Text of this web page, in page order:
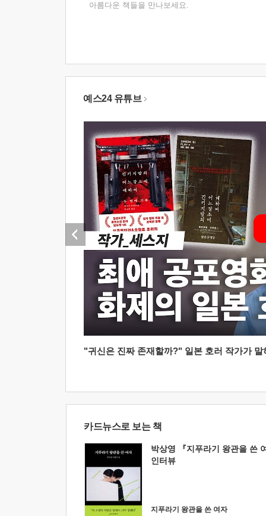
아름다운 책들을 만나보세요.
예스24 유튜브
"귀신은 진짜 존재할까?" 일본 호러 작가가
카드뉴스로 보는 책
박상영 『지푸라기 왕관을 쓴
인터뷰
지푸라기 왕관을 쓴 여자